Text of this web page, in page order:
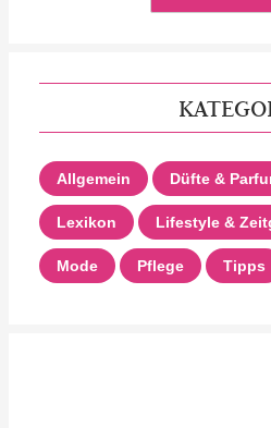
Allgemein Düfte &
Lexikon Lifestyle &
Mode Pflege Tipps